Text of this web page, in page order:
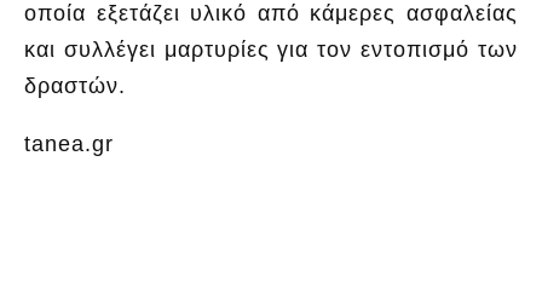
οποία εξετάζει υλικό από κάμερες ασφαλείας
και συλλέγει μαρτυρίες για τον εντοπισμό των
δραστών.
tanea.gr